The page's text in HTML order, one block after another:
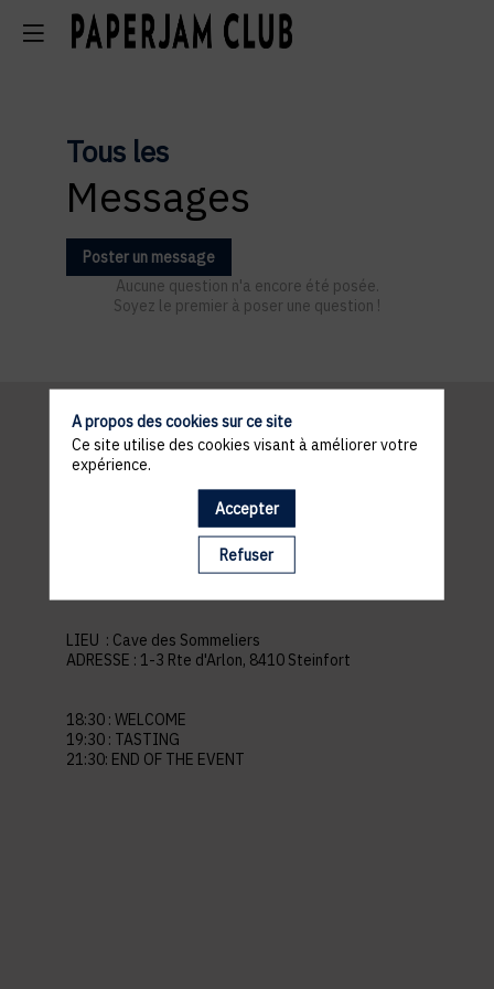
Tous les
Messages
Poster un message
Aucune question n'a encore été posée.
Soyez le premier à poser une question !
Informations
pratiques
LIEU : Cave des Sommeliers
ADRESSE : 1-3 Rte d'Arlon, 8410 Steinfort
18:30 : WELCOME
19:30 : TASTING
21:30: END OF THE EVENT
A propos des cookies sur ce site
Ce site utilise des cookies visant à améliorer votre
expérience.
Accepter
Refuser